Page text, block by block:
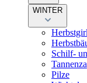
WINTER
Schilf-
Pilze